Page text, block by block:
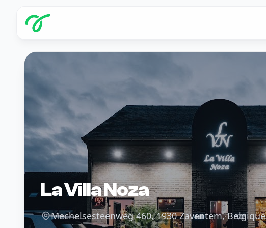
La Villa Noza
Mechelsesteenweg 460, 1930 Zaventem, Belgique